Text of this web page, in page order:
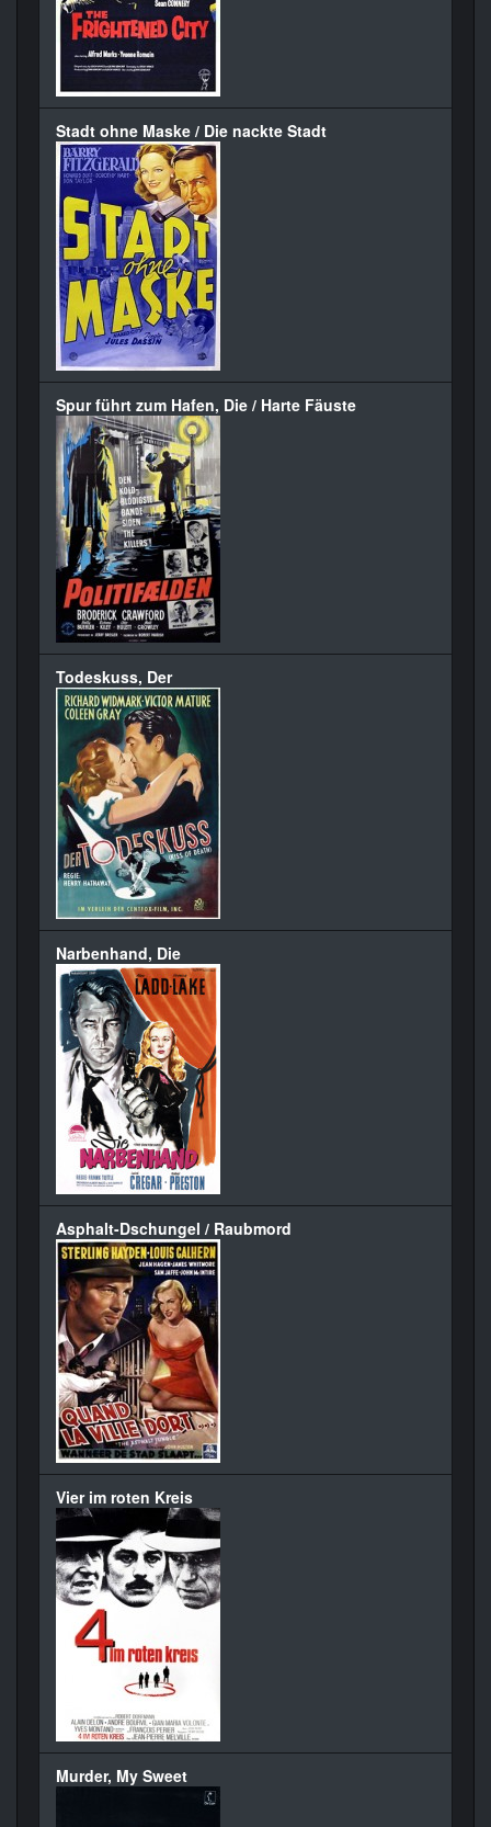
Stadt ohne Maske / Die nackte Stadt
Spur führt zum Hafen, Die / Harte Fäuste
Todeskuss, Der
Narbenhand, Die
Asphalt-Dschungel / Raubmord
Vier im roten Kreis
Murder, My Sweet